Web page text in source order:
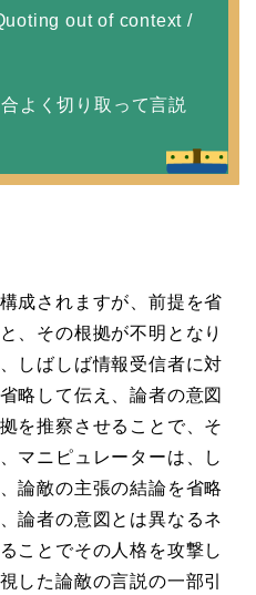
out of context /
よく切り取って言説
成されますが、前提を省
、その根拠が不明となり
しばしば情報受信者に対
略して伝え、論者の意図
を推察させることで、そ
マニピュレーターは、し
論敵の主張の結論を省略
論者の意図とは異なるネ
ことでその人格を攻撃し
した論敵の言説の一部引